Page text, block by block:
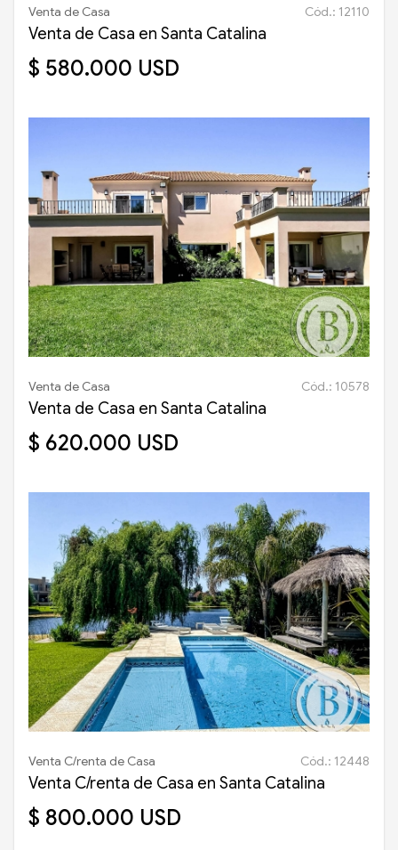
Venta de Casa Cód.: 12110
Venta de Casa en Santa Catalina
$ 580.000 USD
Venta de Casa Cód.: 10578
Venta de Casa en Santa Catalina
$ 620.000 USD
Venta C/renta de Casa Cód.: 12448
Venta C/renta de Casa en Santa Catalina
$ 800.000 USD